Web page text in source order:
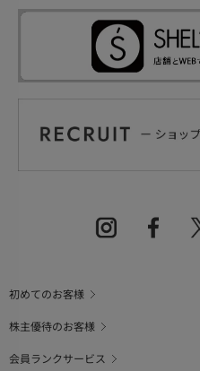
初めてのお客様
株主優待のお客様
会員ランクサービス